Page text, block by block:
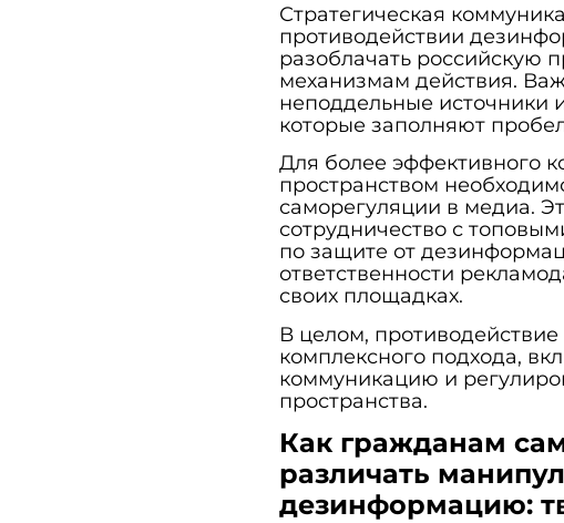
Стратегическая
противодействии
разоблачать российскую
механизмам действия.
неподдельные
которые заполняют
Для более эффективного
пространством
саморегуляции в медиа.
сотрудничество с
по защите от
ответственности
своих площадках.
В целом,
комплексного подхода,
коммуникацию и
пространства.
Как гражданам
различать
дезинформацию: